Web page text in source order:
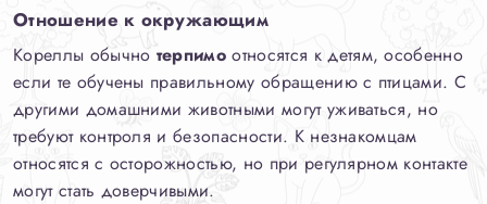
Отношение к окружающим
Кореллы обычно терпимо относятся к детям, особенно
если те обучены правильному обращению с птицами. С
другими домашними животными могут уживаться, но
требуют контроля и безопасности. К незнакомцам
относятся с осторожностью, но при регулярном контакте
могут стать доверчивыми.